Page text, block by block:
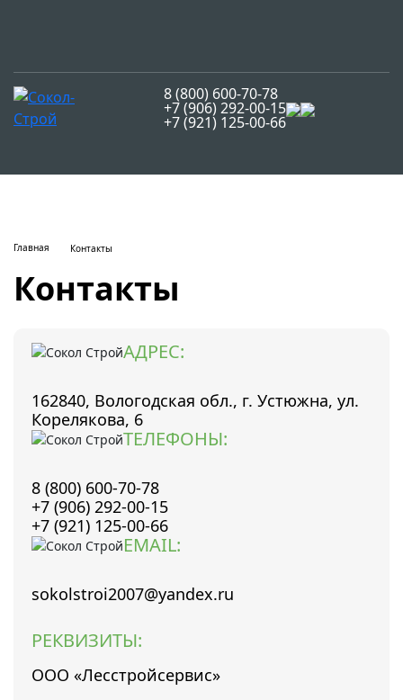
8 (800) 600-70-78
+7 (906) 292-00-15
+7 (921) 125-00-66
Главная Контакты
Контакты
АДРЕС:
162840, Вологодская обл., г. Устюжна, ул.
Корелякова, 6
ТЕЛЕФОНЫ:
8 (800) 600-70-78
+7 (906) 292-00-15
+7 (921) 125-00-66
EMAIL:
sokolstroi2007@yandex.ru
РЕКВИЗИТЫ:
ООО «Лесстройсервис»